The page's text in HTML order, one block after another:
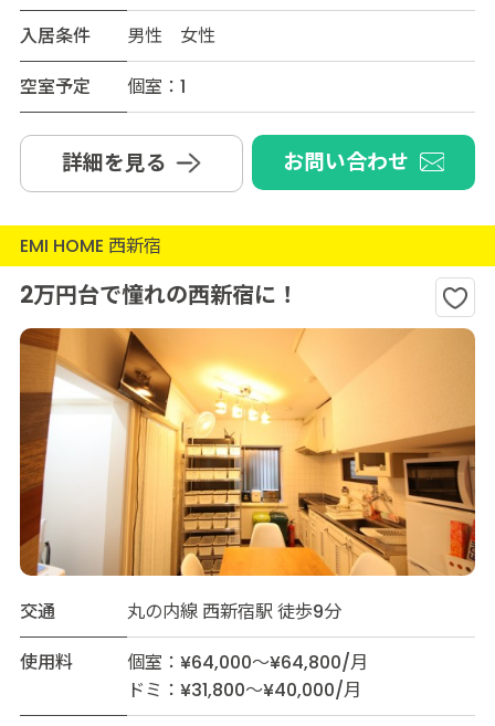
入居条件
男性 女性
空室予定
個室：1
詳細を見る お問い合わせ
EMI HOME 西新宿
2万円台で憧れの西新宿に！
交通
丸の内線 西新宿駅 徒歩9分
使用料
個室：¥64,000～¥64,800/月
ドミ：¥31,800～¥40,000/月